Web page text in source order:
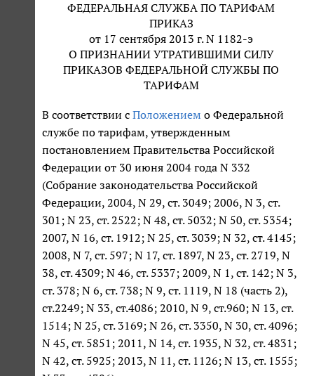
ФЕДЕРАЛЬНАЯ СЛУЖБА ПО ТАРИФАМ
ПРИКАЗ
от 17 сентября 2013 г. N 1182-э
О ПРИЗНАНИИ УТРАТИВШИМИ СИЛУ
ПРИКАЗОВ ФЕДЕРАЛЬНОЙ СЛУЖБЫ ПО
ТАРИФАМ
В соответствии с Положением о Федеральной
службе по тарифам, утвержденным
постановлением Правительства Российской
Федерации от 30 июня 2004 года N 332
(Собрание законодательства Российской
Федерации, 2004, N 29, ст. 3049; 2006, N 3, ст.
301; N 23, ст. 2522; N 48, ст. 5032; N 50, ст. 5354;
2007, N 16, ст. 1912; N 25, ст. 3039; N 32, ст. 4145;
2008, N 7, ст. 597; N 17, ст. 1897, N 23, ст. 2719, N
38, ст. 4309; N 46, ст. 5337; 2009, N 1, ст. 142; N 3,
ст. 378; N 6, ст. 738; N 9, ст. 1119, N 18 (часть 2),
ст.2249; N 33, ст.4086; 2010, N 9, ст.960; N 13, ст.
1514; N 25, ст. 3169; N 26, ст. 3350, N 30, ст. 4096;
N 45, ст. 5851; 2011, N 14, ст. 1935, N 32, ст. 4831;
N 42, ст. 5925; 2013, N 11, ст. 1126; N 13, ст. 1555;